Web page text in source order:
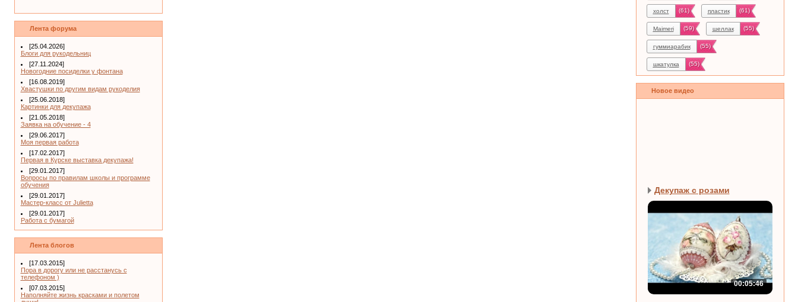
Лента форума
[25.04.2026]
Блоги для рукодельниц
[27.11.2024]
Новогодние посиделки у фонтана
[16.08.2019]
Хвастушки по другим видам рукоделия
[25.06.2018]
Картинки для декупажа
[21.05.2018]
Заявка на обучение - 4
[29.06.2017]
Моя первая работа
[17.02.2017]
Первая в Курске выставка декупажа!
[29.01.2017]
Вопросы по правилам школы и программе
обучения
[29.01.2017]
Мастер-класс от Julietta
[29.01.2017]
Работа с бумагой
Лента блогов
[17.03.2015]
Пора в дорогу или не расстанусь с
телефоном )
[07.03.2015]
Наполняйте жизнь красками и полетом
холст (61) пластик (61)
Maimeri (59) шеллак (55)
гуммиарабик (55)
шкатулка (55)
Новое видео
Декупаж с розами
00:05:46